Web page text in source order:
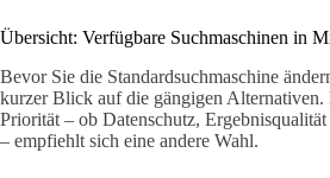
Übersicht: Verfügbare Suchmaschinen in
Bevor Sie die Standardsuchmaschine
kurzer Blick auf die gängigen Alternativen.
Priorität – ob Datenschutz,
– empfiehlt sich eine andere Wahl.